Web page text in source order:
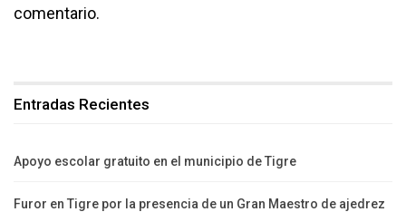
comentario.
Entradas Recientes
Apoyo escolar gratuito en el municipio de Tigre
Furor en Tigre por la presencia de un Gran Maestro de ajedrez